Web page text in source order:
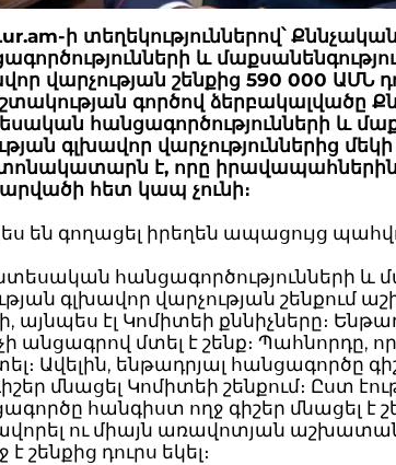
ի տեղեկություններով՝
և
վարչության շենքից 590 000 ԱՄՆ
գործով ձերբակալվածը
հանցագործությունների և
գլխավոր վարչություններից
է, որը իրավապահներին
հետ կապ չունի։
են գողացել իրեղեն ապացույց
հանցագործությունների և
գլխավոր վարչության շենքում
այնպես էլ Կոմիտեի քննիչները։
անցագրով մտել է շենք։ Պահնորդը,
Ավելին, ենթադրյալ հանցագործը
մնացել Կոմիտեի շենքում։ Ըստ
հանգիստ ողջ գիշեր մնացել է
ու միայն առավոտյան
շենքից դուրս եկել։